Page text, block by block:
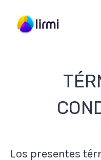
Los presentes